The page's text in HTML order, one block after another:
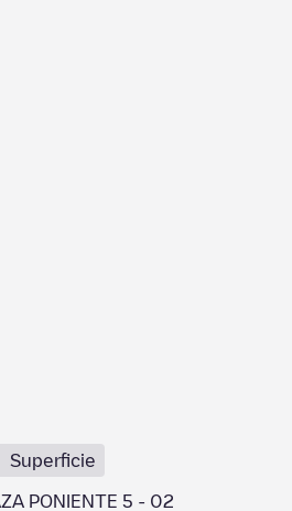
Superficie
PONIENTE 5 - 02